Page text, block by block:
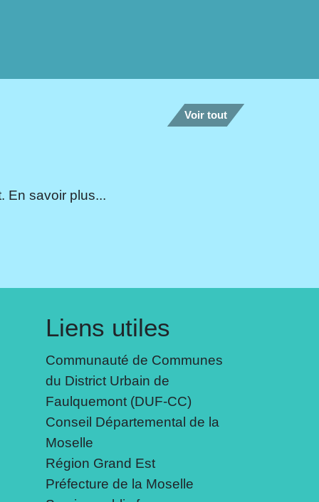
Voir tout
En savoir plus...
Liens utiles
Communauté de Communes
du District Urbain de
Faulquemont (DUF-CC)
Conseil Départemental de la
Moselle
Région Grand Est
Préfecture de la Moselle